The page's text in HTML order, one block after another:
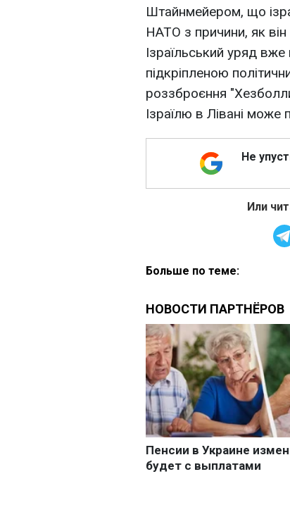
Штайнмейером, що
НАТО з причини, як він
Ізраїльський уряд
підкріпленою
роззброєння
Ізраїлю в Лівані
Не
Или
Больше по теме: